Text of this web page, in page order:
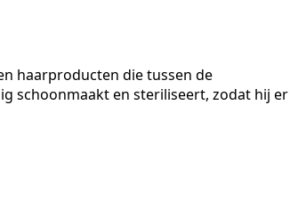
haarproducten die tussen de
schoonmaakt en steriliseert, zodat hij er